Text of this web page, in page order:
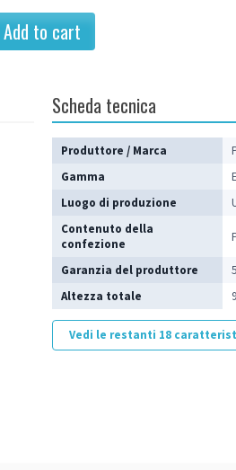
Add to cart
Scheda tecnica
Produttore / Marca
Gamma
Luogo di produzione
Contenuto della
confezione
Garanzia del produttore
Altezza totale
Vedi le restanti 18